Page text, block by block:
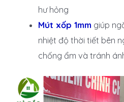
hư hỏng
Mút xốp 1mm giúp
nhiệt độ thời tiết bên
chống ẩm và tránh